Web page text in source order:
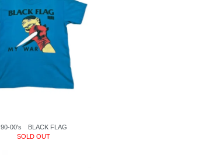
90-00's BLACK FLAG
SOLD OUT